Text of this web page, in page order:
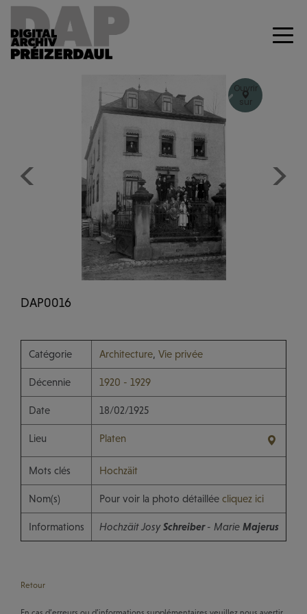
Ouvrir
sur
Geoportal
Previous Next
DAP0016
Catégorie Architecture, Vie privée
Décennie 1920 - 1929
Date 18/02/1925
Lieu Platen
Mots clés Hochzäit
Nom(s) Pour voir la photo détaillée cliquez ici
Informations Hochzäit JosySchreiber - Marie Majerus
Retour